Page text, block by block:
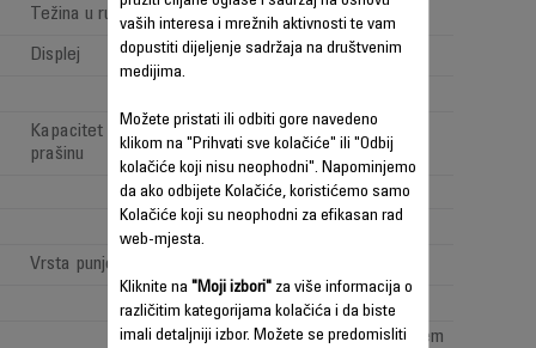
Težina u ruci Standard >1,6kg
Displej LED
Kapacitet spremnika za
prašinu
XL (0,6-0,9 L)
Standard
Vrsta punjenja
Single opening system
vaših interesa i mrežnih aktivnosti te vam
dopustiti dijeljenje sadržaja na društvenim
medijima.
Možete pristati ili odbiti gore navedeno
klikom na "Prihvati sve kolačiće" ili "Odbij
kolačiće koji nisu neophodni". Napominjemo
da ako odbijete Kolačiće, koristićemo samo
Kolačiće koji su neophodni za efikasan rad
web-mjesta.
Kliknite na "Moji izbori"za više informacija o
različitim kategorijama kolačića i da biste
imali detaljniji izbor. Možete se predomisliti